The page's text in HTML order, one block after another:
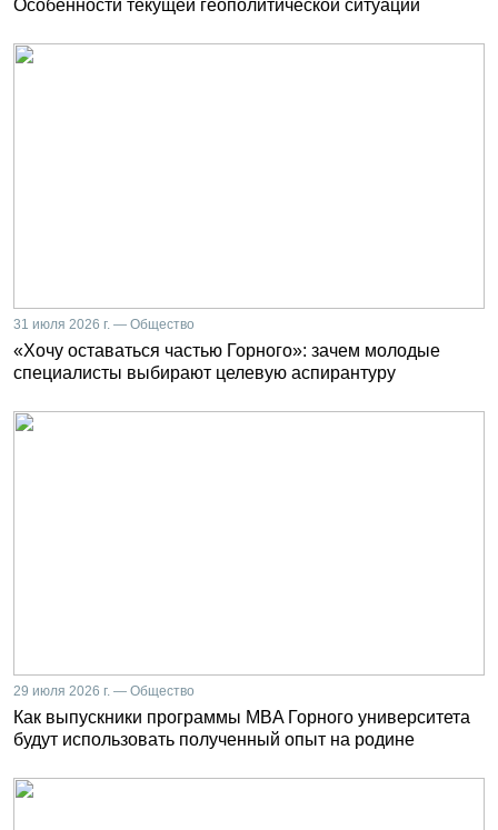
Особенности текущей геополитической ситуации
31 июля 2026 г. — Общество
«Хочу оставаться частью Горного»: зачем молодые
специалисты выбирают целевую аспирантуру
29 июля 2026 г. — Общество
Как выпускники программы MBA Горного университета
будут использовать полученный опыт на родине